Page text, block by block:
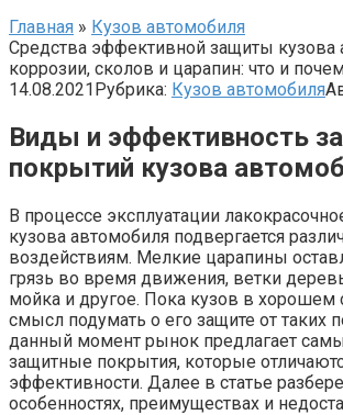
Главная » Кузов автомобиля
Средства эффективной защиты кузова
коррозии, сколов и царапин: что и
14.08.2021Рубрика: Кузов автомобиля
Виды и эффективность
покрытий кузова
В процессе эксплуатации
кузова автомобиля подвергается
воздействиям. Мелкие царапины
грязь во время движения, ветки
мойка и другое. Пока кузов в хорошем
смысл подумать о его защите от таких
данный момент рынок предлагает
защитные покрытия, которые
эффективности. Далее в статье
особенностях, преимуществах и